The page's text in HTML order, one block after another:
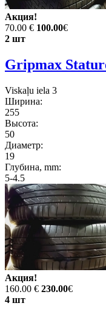
Акция!
70.00 € 100.00€
2 шт
Gripmax
Viskaļu iela 3
Ширина:
255
Высота:
50
Диаметр:
19
Глубина, mm:
5-4.5
Акция!
160.00 € 230.00€
4 шт